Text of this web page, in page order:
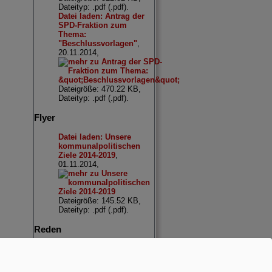
Dateityp: .pdf (.pdf).
Datei laden: Antrag der
SPD-Fraktion zum
Thema:
"Beschlussvorlagen",
20.11.2014,
Dateigröße: 470.22 KB,
Dateityp: .pdf (.pdf).
Flyer
Datei laden: Unsere
kommunalpolitischen
Ziele 2014-2019,
01.11.2014,
Dateigröße: 145.52 KB,
Dateityp: .pdf (.pdf).
Reden